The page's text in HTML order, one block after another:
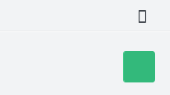
košík